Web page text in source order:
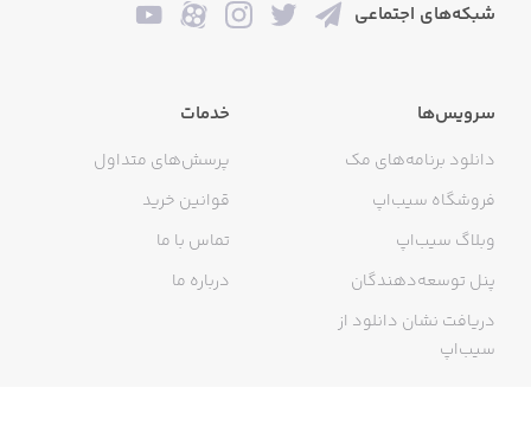
شبکه‌های اجتماعی
سرویس‌ها
دانلود برنامه‌های مک
فروشگاه سیب‌اپ
وبلاگ سیب‌اپ
پنل توسعه‌دهندگان
دریافت نشان دانلود از
سیب‌اپ
خدمات
پرسش‌های متداول
قوانین خرید
تماس با ما
درباره ما